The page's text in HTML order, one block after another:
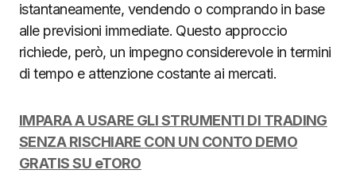
istantaneamente, vendendo o comprando in base
alle previsioni immediate. Questo approccio
richiede, però, un impegno considerevole in termini
di tempo e attenzione costante ai mercati.
IMPARA A USARE GLI STRUMENTI DI TRADING
SENZA RISCHIARE CON UN CONTO DEMO
GRATIS SU eTORO